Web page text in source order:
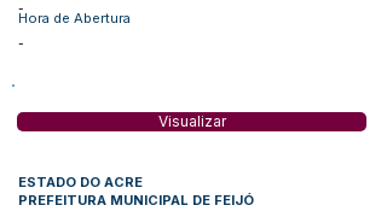
-
Hora de Abertura
-
Visualizar
ESTADO DO ACRE
PREFEITURA MUNICIPAL DE FEIJÓ